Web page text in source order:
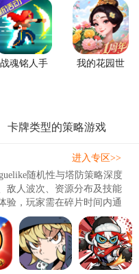
战魂铭人手
我的花园世
卡牌类型的策略游戏
随机性与塔防策略深度
敌人波次、资源分布及技能
验，玩家需在碎片时间内通
节奏对抗中训练空间预判、
闲解压与思维锻炼，无需长
过技能合成、三阶炮塔合
组合与连锁..
进入专区>>